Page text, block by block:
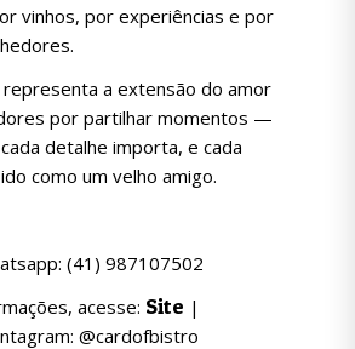
vinhos, por experiências e por
representa a extensão do amor
por partilhar momentos —
detalhe importa, e cada
como um velho amigo.
(41) 987107502
acesse: Site |
@cardofbistro